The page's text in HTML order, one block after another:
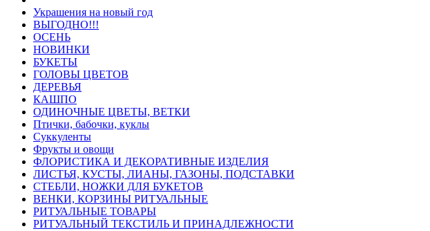
Украшения на новый год
ВЫГОДНО!!!
ОСЕНЬ
НОВИНКИ
БУКЕТЫ
ГОЛОВЫ ЦВЕТОВ
ДЕРЕВЬЯ
КАШПО
ОДИНОЧНЫЕ ЦВЕТЫ, ВЕТКИ
Птички, бабочки, куклы
Суккуленты
Фрукты и овощи
ФЛОРИСТИКА И ДЕКОРАТИВНЫЕ ИЗДЕЛИЯ
ЛИСТЬЯ, КУСТЫ, ЛИАНЫ, ГАЗОНЫ, ПОДСТАВКИ
СТЕБЛИ, НОЖКИ ДЛЯ БУКЕТОВ
ВЕНКИ, КОРЗИНЫ РИТУАЛЬНЫЕ
РИТУАЛЬНЫЕ ТОВАРЫ
РИТУАЛЬНЫЙ ТЕКСТИЛЬ И ПРИНАДЛЕЖНОСТИ